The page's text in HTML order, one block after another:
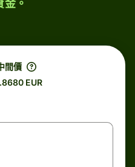
金。
間價
EUR